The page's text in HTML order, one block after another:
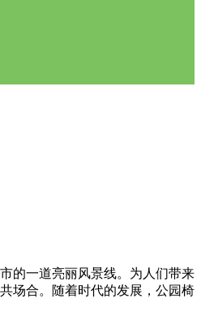
的一道亮丽风景线。为人们带来
场合。随着时代的发展，公园椅